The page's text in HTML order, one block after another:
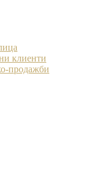
клиенти
продажби